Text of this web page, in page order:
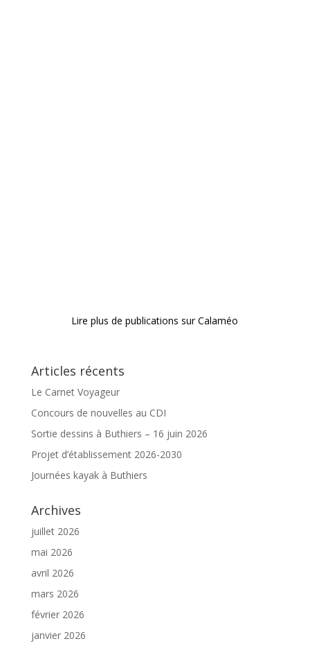
Lire plus de publications sur Calaméo
Articles récents
Le Carnet Voyageur
Concours de nouvelles au CDI
Sortie dessins à Buthiers – 16 juin 2026
Projet d’établissement 2026-2030
Journées kayak à Buthiers
Archives
juillet 2026
mai 2026
avril 2026
mars 2026
février 2026
janvier 2026